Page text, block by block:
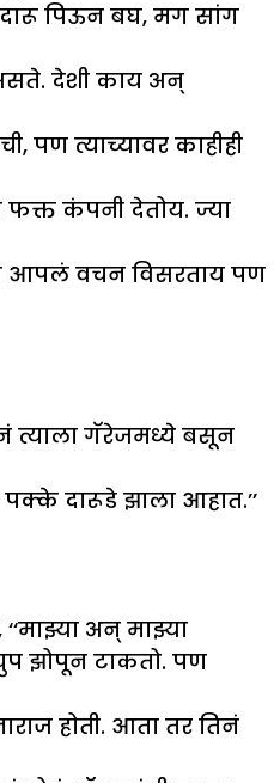
दारू पिऊन बघ, मग सांग
देशी काय अन्
पण त्याच्यावर काहीही
फक्त कंपनी देतोय. ज्या
आपलं वचन विसरताय पण
त्याला गॅरेजमध्ये बसून
पक्के दारूडे झाला आहात.’’
अन् माझ्या
झोपून टाकतो. पण
होती. आता तर तिनं